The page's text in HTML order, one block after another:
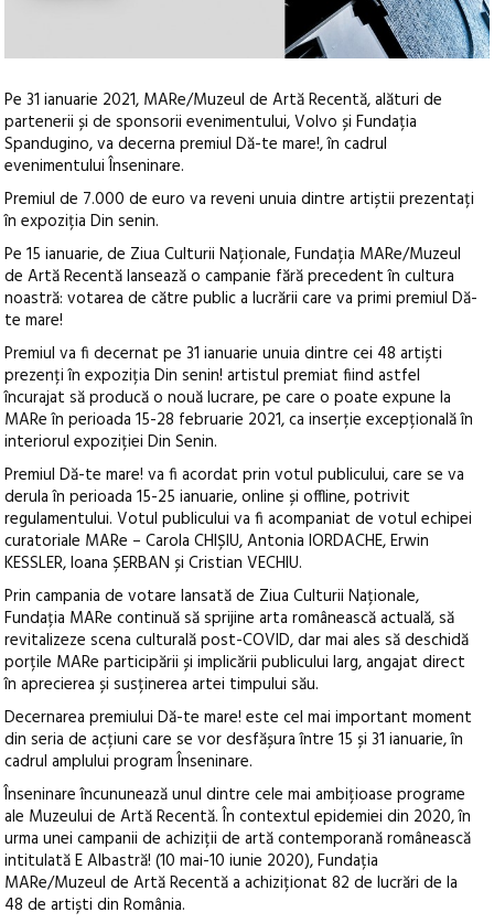
Pe 31 ianuarie 2021, MARe/Muzeul de Artă Recentă, alături de
partenerii și de sponsorii evenimentului, Volvo și Fundația
Spandugino, va decerna premiul Dă-te mare!, în cadrul
evenimentului Înseninare.
Premiul de 7.000 de euro va reveni unuia dintre artiștii prezentați
în expoziția Din senin.
Pe 15 ianuarie, de Ziua Culturii Naționale, Fundația MARe/Muzeul
de Artă Recentă lansează o campanie fără precedent în cultura
noastră: votarea de către public a lucrării care va primi premiul Dă-
te mare!
Premiul va fi decernat pe 31 ianuarie unuia dintre cei 48 artiști
prezenți în expoziția Din senin! artistul premiat fiind astfel
încurajat să producă o nouă lucrare, pe care o poate expune la
MARe în perioada 15-28 februarie 2021, ca inserție excepțională în
interiorul expoziției Din Senin.
Premiul Dă-te mare! va fi acordat prin votul publicului, care se va
derula în perioada 15-25 ianuarie, online și offline, potrivit
regulamentului. Votul publicului va fi acompaniat de votul echipei
curatoriale MARe – Carola CHIȘIU, Antonia IORDACHE, Erwin
KESSLER, Ioana ȘERBAN și Cristian VECHIU.
Prin campania de votare lansată de Ziua Culturii Naționale,
Fundația MARe continuă să sprijine arta românească actuală, să
revitalizeze scena culturală post-COVID, dar mai ales să deschidă
porțile MARe participării și implicării publicului larg, angajat direct
în aprecierea și susținerea artei timpului său.
Decernarea premiului Dă-te mare! este cel mai important moment
din seria de acțiuni care se vor desfășura între 15 și 31 ianuarie, în
cadrul amplului program Înseninare.
Înseninare încununează unul dintre cele mai ambițioase programe
ale Muzeului de Artă Recentă. În contextul epidemiei din 2020, în
urma unei campanii de achiziții de artă contemporană românească
intitulată E Albastră! (10 mai-10 iunie 2020), Fundația
MARe/Muzeul de Artă Recentă a achiziționat 82 de lucrări de la
48 de artiști din România.